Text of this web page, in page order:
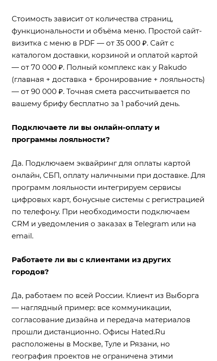
Стоимость зависит от количества страниц,
функциональности и объёма меню. Простой сайт-
визитка с меню в PDF — от 35 000 ₽. Сайт с
каталогом доставки, корзиной и оплатой картой
— от 70 000 ₽. Полный комплекс как у Rakudo
(главная + доставка + бронирование + лояльность)
— от 90 000 ₽. Точная смета рассчитывается по
вашему брифу бесплатно за 1 рабочий день.
Подключаете ли вы онлайн-оплату и
программы лояльности?
Да. Подключаем эквайринг для оплаты картой
онлайн, СБП, оплату наличными при доставке. Для
программ лояльности интегрируем сервисы
цифровых карт, бонусные системы с регистрацией
по телефону. При необходимости подключаем
CRM и уведомления о заказах в Telegram или на
email.
Работаете ли вы с клиентами из других
городов?
Да, работаем по всей России. Клиент из Выборга
— наглядный пример: все коммуникации,
согласование дизайна и передача материалов
прошли дистанционно. Офисы Hated.Ru
расположены в Москве, Туле и Рязани, но
география проектов не ограничена этими